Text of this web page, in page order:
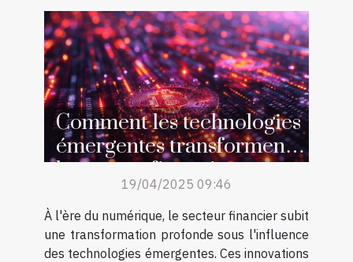
Comment les technologies
émergentes transforment
le secteur financier
19/04/2025 09:46
À l'ère du numérique, le secteur financier subit
une transformation profonde sous l'influence
des technologies émergentes. Ces innovations